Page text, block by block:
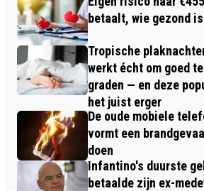
betaalt, wie gezond
Tropische
werkt écht om goed
graden — en deze
het juist erger
De oude mobiele
vormt een
doen
Infantino's duurste
betaalde zijn ex-